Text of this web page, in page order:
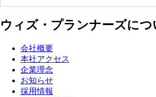
ウィズ・プランナーズにつ
会社概要
本社アクセス
企業理念
お知らせ
採用情報